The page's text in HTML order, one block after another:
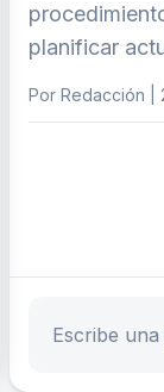
planificar
Por Redacción |
Escribe tu